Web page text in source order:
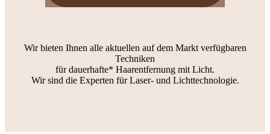
Wir bieten Ihnen alle aktuellen auf dem Markt verfügbaren
Techniken
für dauerhafte* Haarentfernung mit Licht.
Wir sind die Experten für Laser- und Lichttechnologie.